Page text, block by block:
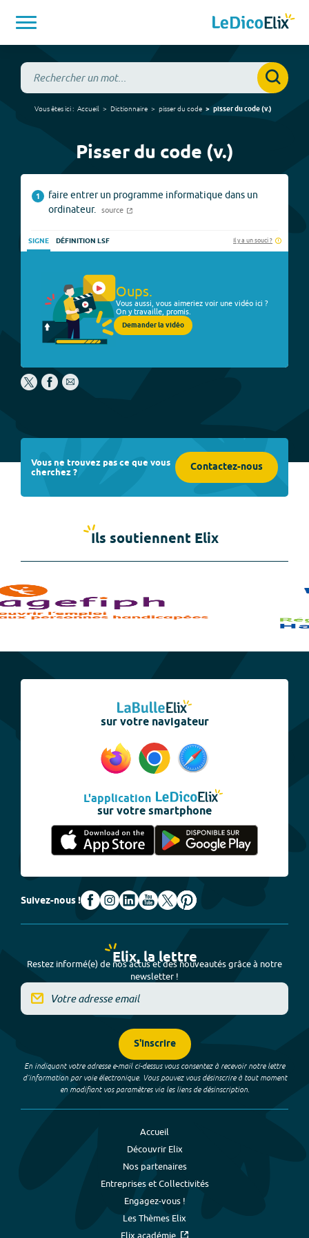
Vous êtes ici : Accueil Dictionnaire pisser du code pisser du code(v.)
Pisser du code (v.)
1
faire entrer un programme informatique dans un
ordinateur.
source
SIGNE DÉFINITION LSF Il y a un souci ?
Oups.
Vous aussi, vous aimeriez voir une vidéo ici ?
On y travaille, promis.
Demander la vidéo
Vous ne trouvez pas ce que vous
cherchez ? Contactez-nous
Ils soutiennent Elix
sur votre navigateur
L'application
sur votre smartphone
Suivez-nous !
Elix, la lettre
Restez informé(e) de nos actus et des nouveautés grâce à notre
newsletter !
S'inscrire
En indiquant votre adresse e-mail ci-dessus vous consentez à recevoir notre lettre
d’information par voie électronique. Vous pouvez vous désinscrire à tout moment
en modifiant vos paramètres via les liens de désinscription.
Accueil
Découvrir Elix
Nos partenaires
Entreprises et Collectivités
Engagez-vous !
Les Thèmes Elix
Elix académie